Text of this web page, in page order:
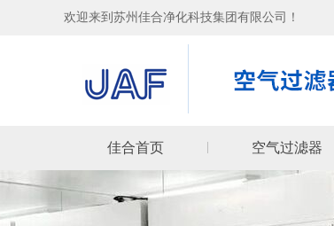
欢迎来到苏州佳合净化科技集团有限公司！
佳合首页 空气过滤器